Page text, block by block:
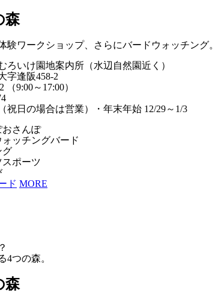
森
験ワークショップ、さらにバードウォッチン
ろいけ園地案内所（水辺自然園近く）
字逢阪458-2
（9:00～17:00）
祝日の場合は営業）・年末年始 12/29～1/3
おさんぽ
バード
グ
スポーツ
ド MORE
4つの森。
森